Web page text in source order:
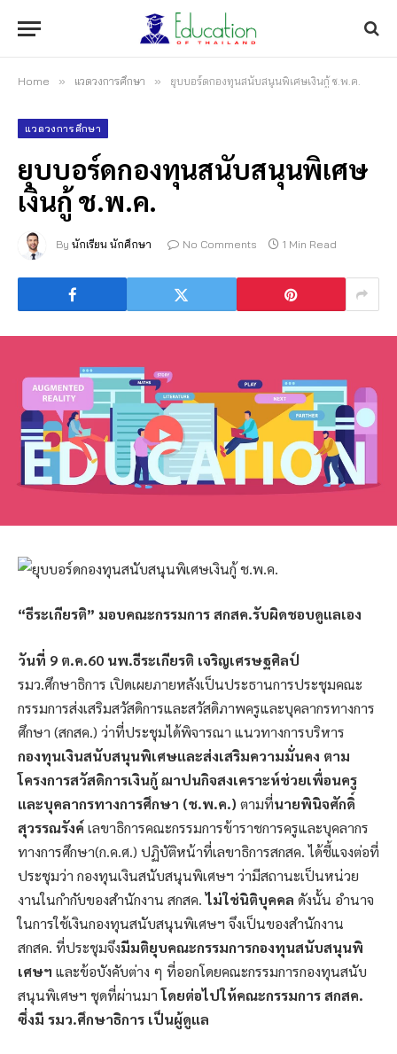
Home » แวดวงการศึกษา » ยุบบอร์ดกองทุนสนับสนุนพิเศษเงินกู้ ช.พ.ค.
แวดวงการศึกษา
ยุบบอร์ดกองทุนสนับสนุนพิเศษ
เงินกู้ ช.พ.ค.
By นักเรียน นักศึกษา No Comments 1 Min Read
“ธีระเกียรติ” มอบคณะกรรมการ สกสค.รับผิดชอบดูแลเอง
วันที่ 9 ต.ค.60 นพ.ธีระเกียรติ เจริญเศรษฐศิลป์
รมว.ศึกษาธิการ เปิดเผยภายหลังเป็นประธานการประชุมคณะ
กรรมการส่งเสริมสวัสดิการและสวัสดิภาพครูและบุคลากรทางการ
ศึกษา (สกสค.) ว่าที่ประชุมได้พิจารณา แนวทางการบริหาร
กองทุนเงินสนับสนุนพิเศษและส่งเสริมความมั่นคง ตาม
โครงการสวัสดิการเงินกู้ ฌาปนกิจสงเคราะห์ช่วยเพื่อนครู
และบุคลากรทางการศึกษา (ช.พ.ค.) ตามที่นายพินิจศักดิ์
สุวรรณรังค์ เลขาธิการคณะกรรมการข้าราชการครูและบุคลากร
ทางการศึกษา(ก.ค.ศ.) ปฏิบัติหน้าที่เลขาธิการสกสค. ได้ชี้แจงต่อที่
ประชุมว่า กองทุนเงินสนับสนุนพิเศษฯ ว่ามีสถานะเป็นหน่วย
งานในกำกับของสำนักงาน สกสค.ไม่ใช่นิติบุคคล ดังนั้น อำนาจ
ในการใช้เงินกองทุนสนับสนุนพิเศษฯ จึงเป็นของสำนักงาน
สกสค. ที่ประชุมจึงมีมติยุบคณะกรรมการกองทุนสนับสนุนพิ
เศษฯ และข้อบังคับต่าง ๆ ที่ออกโดยคณะกรรมการกองทุนสนับ
สนุนพิเศษฯ ชุดที่ผ่านมาโดยต่อไปให้คณะกรรมการ สกสค.
ซึ่งมี รมว.ศึกษาธิการ เป็นผู้ดูแล